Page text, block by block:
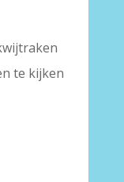
te kijken